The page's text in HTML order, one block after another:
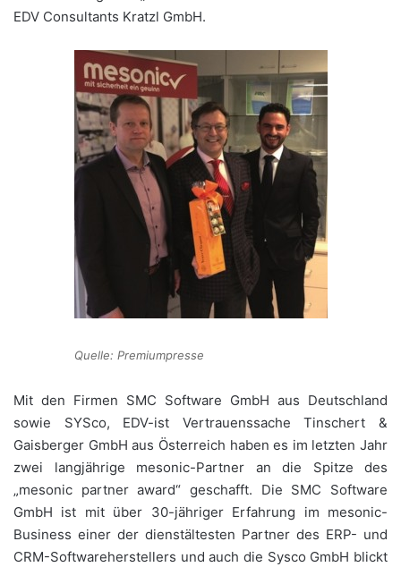
EDV Consultants Kratzl GmbH.
Quelle: Premiumpresse
Mit den Firmen SMC Software GmbH aus Deutschland
sowie SYSco, EDV-ist Vertrauenssache Tinschert &
Gaisberger GmbH aus Österreich haben es im letzten Jahr
zwei langjährige mesonic-Partner an die Spitze des
„mesonic partner award“ geschafft. Die SMC Software
GmbH ist mit über 30-jähriger Erfahrung im mesonic-
Business einer der dienstältesten Partner des ERP- und
CRM-Softwareherstellers und auch die Sysco GmbH blickt